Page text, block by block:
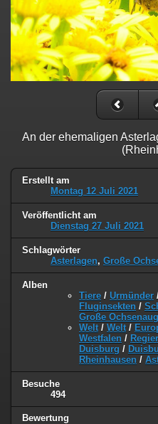
An der ehemaligen
Erstellt am
Montag 12 Juli 2021
Veröffentlicht am
Dienstag 27 Juli 2021
Schlagwörter
Asterlagen, Große
Alben
Tiere / Urmünder
Fluginsekten /
Große
Welt / Welt /
Westfalen /
Duisburg /
Rheinhausen /
Besuche
494
Bewertung